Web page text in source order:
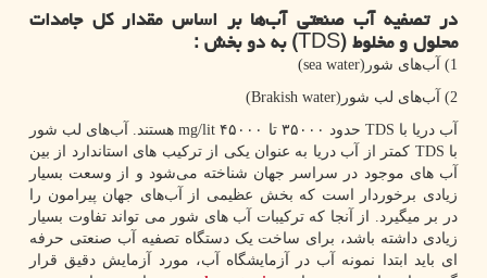
در تصفیه آب صنعتی آب‌ها بر اساس مقدار کل جامدات
محلول و مخلوط (TDS) به دو بخش :
1) آب‌های شور( sea water
)
2) آب‌های لب شور(
Brakish water
)
آب دریا با TDS حدود ۳۵۰۰۰ تا ۴۵۰۰۰ mg/litهستند. آب‌های لب شور
با TDS کمتر از آب دریا به عنوان یکی از ترکیب های استاندارد از بین
آب های موجود در سراسر جهان شناخته می‌شود و از وسعت بسیار
زیادی برخوردار است که بخش عظیمی از آب‌های جهان پیرامون را
در بر میگیرد. از آنجا که ترکیبات آب های شور می تواند تفاوت بسیار
زیادی داشته باشد، برای ساخت یک دستگاه تصفیه آب صنعتی حرفه
ای باید ابتدا نمونه آب در آزمایشگاه آب، مورد آزمایش دقیق قرار